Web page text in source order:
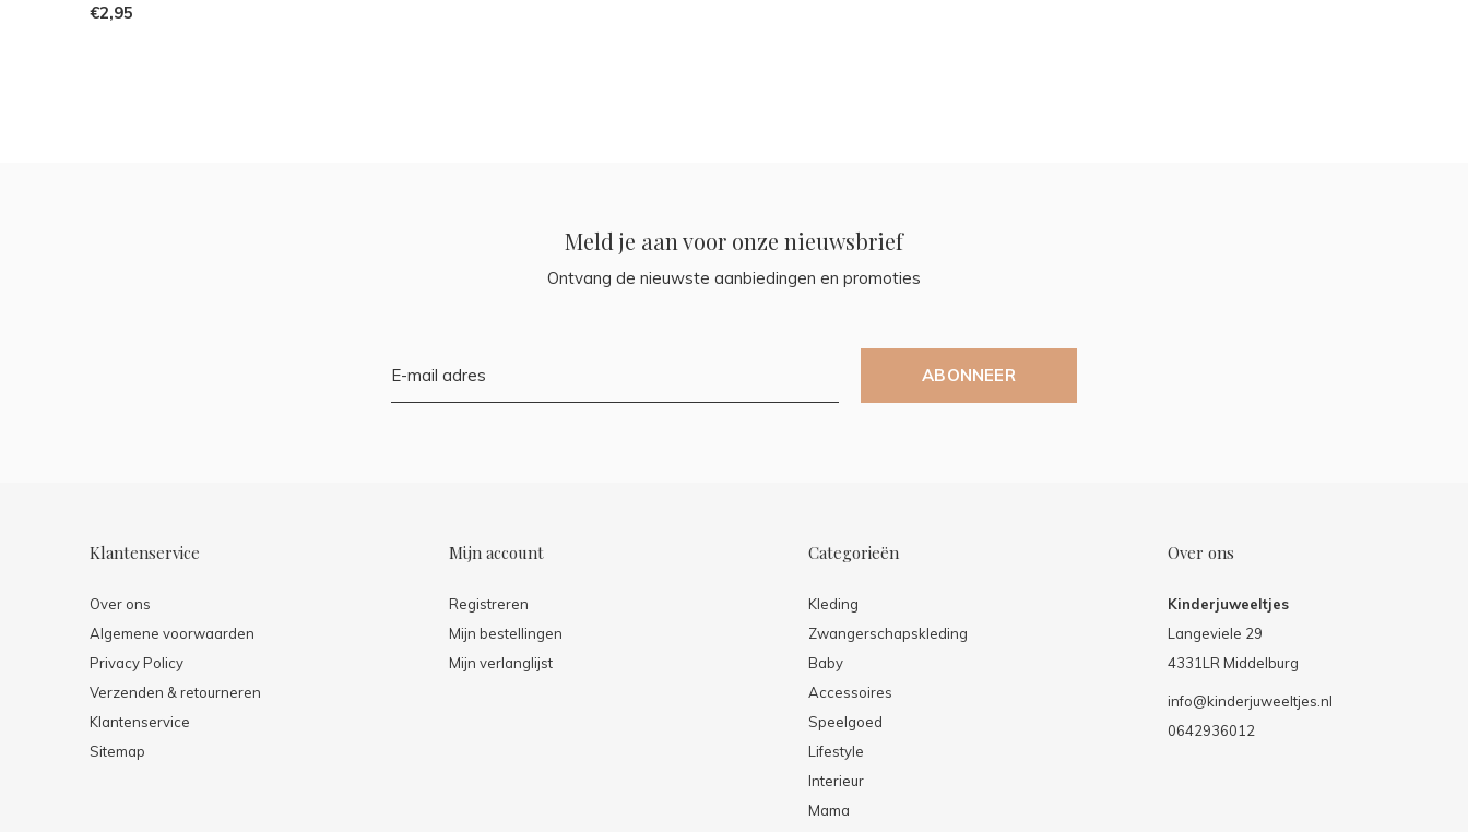
€2,95
Meld je aan voor onze nieuwsbrief
Ontvang de nieuwste aanbiedingen en promoties
ABONNEER
Klantenservice
Over ons
Algemene voorwaarden
Privacy Policy
Verzenden & retourneren
Klantenservice
Sitemap
Mijn account
Registreren
Mijn bestellingen
Mijn verlanglijst
Categorieën
Kleding
Zwangerschapskleding
Baby
Accessoires
Speelgoed
Lifestyle
Interieur
Mama
Over ons
Kinderjuweeltjes
Langeviele 29
4331LR Middelburg
info@kinderjuweeltjes.nl
0642936012